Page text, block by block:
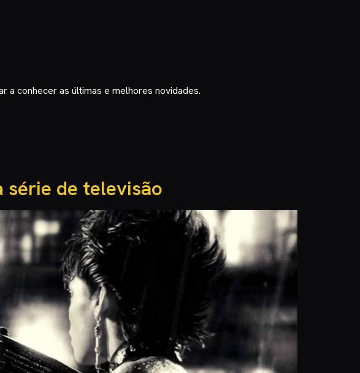
a conhecer as últimas e melhores novidades.
série de televisão